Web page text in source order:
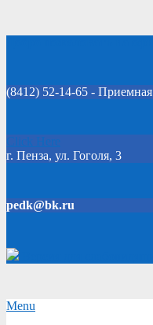
(8412) 52-14-65 - Приемная
Click Here
г. Пенза, ул. Гоголя, 3
pedk@bk.ru
Secondary
Menu